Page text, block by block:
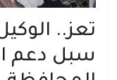
تعز..
سبل دعم